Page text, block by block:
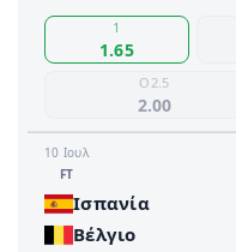
1
1.65
O2.5
2.00
10 Ιουλ
FΤ
Ισπανία
Βέλγιο